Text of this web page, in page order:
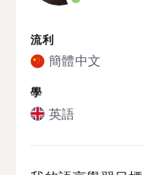
流利
簡體中文
學
英語